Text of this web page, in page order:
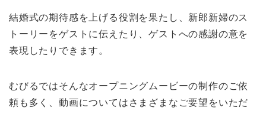
結婚式の期待感を上げる役割を果たし、新郎新婦のス
トーリーをゲストに伝えたり、ゲストへの感謝の意を
表現したりできます。
むびるではそんなオープニングムービーの制作のご依
頼も多く、動画についてはさまざまなご要望をいただ